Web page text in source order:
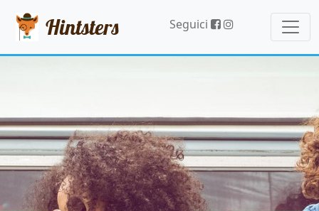
Hintsters Seguici